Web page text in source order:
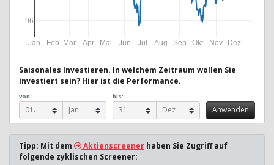
Jan Feb Mär Apr Mai Jun Jul Aug Sep Okt Nov Dez
96
Saisonales Investieren. In welchem Zeitraum wollen Sie
investiert sein? Hier ist die Performance.
von: bis:
Tipp: Mit dem Aktienscreener haben Sie Zugriff auf
folgende zyklischen Screener: